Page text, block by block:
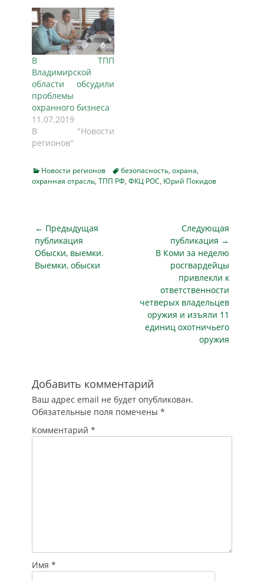
В ТПП
Владимирской
области обсудили
проблемы
охранного бизнеса
11.07.2019
В "Новости
регионов"
Categories
Новости регионов Tagsбезопасность, охрана,
охранная отрасль, ТПП РФ, ФКЦ РОС, Юрий Покидов
Навигация
по
записям
← Предыдущая
публикация
Предыдущая
публикация
Обыски, выемки.
Выемки, обыски
Следующая
публикация →
Следующая
публикация
В Коми за неделю
росгвардейцы
привлекли к
ответственности
четверых владельцев
оружия и изъяли 11
единиц охотничьего
оружия
Добавить комментарий
Ваш адрес email не будет опубликован.
Обязательные поля помечены *
Комментарий *
Имя *